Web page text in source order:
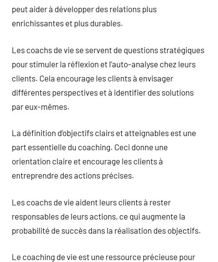
peut aider à développer des relations plus
enrichissantes et plus durables.
Les coachs de vie se servent de questions stratégiques
pour stimuler la réflexion et l’auto-analyse chez leurs
clients. Cela encourage les clients à envisager
différentes perspectives et à identifier des solutions
par eux-mêmes.
La définition d’objectifs clairs et atteignables est une
part essentielle du coaching. Ceci donne une
orientation claire et encourage les clients à
entreprendre des actions précises.
Les coachs de vie aident leurs clients à rester
responsables de leurs actions, ce qui augmente la
probabilité de succès dans la réalisation des objectifs.
Le coaching de vie est une ressource précieuse pour